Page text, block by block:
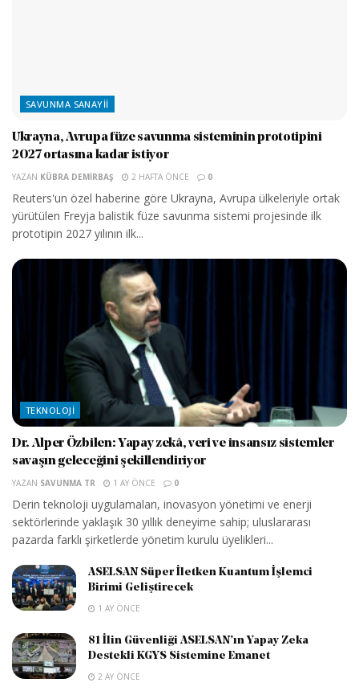
SAVUNMA SANAYII
Ukrayna, Avrupa füze savunma sisteminin prototipini
2027 ortasına kadar istiyor
YAZAN KÜBRA DEMIRBAŞ 2 HAFTA ÖNCE 0
Reuters'un özel haberine göre Ukrayna, Avrupa ülkeleriyle ortak
yürütülen Freyja balistik füze savunma sistemi projesinde ilk
prototipin 2027 yılının ilk...
TEKNOLOJI
Dr. Alper Özbilen: Yapay zekâ, veri ve insansız sistemler
savaşın geleceğini şekillendiriyor
YAZAN SAVUNMA TR 1 AY ÖNCE 0
Derin teknoloji uygulamaları, inovasyon yönetimi ve enerji
sektörlerinde yaklaşık 30 yıllık deneyime sahip; uluslararası
pazarda farklı şirketlerde yönetim kurulu üyelikleri...
ASELSAN Süper İletken Kuantum İşlemci
Birimi Geliştirecek
1 AY ÖNCE
81 İlin Güvenliği ASELSAN’ın Yapay Zeka
Destekli KGYS Sistemine Emanet
2 AY ÖNCE